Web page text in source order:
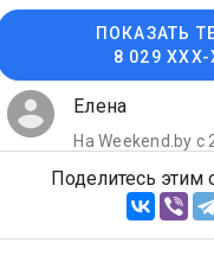
ПОКАЗАТЬ
8 029 XXX-
Елена
На Weekend.by с
Поделитесь этим